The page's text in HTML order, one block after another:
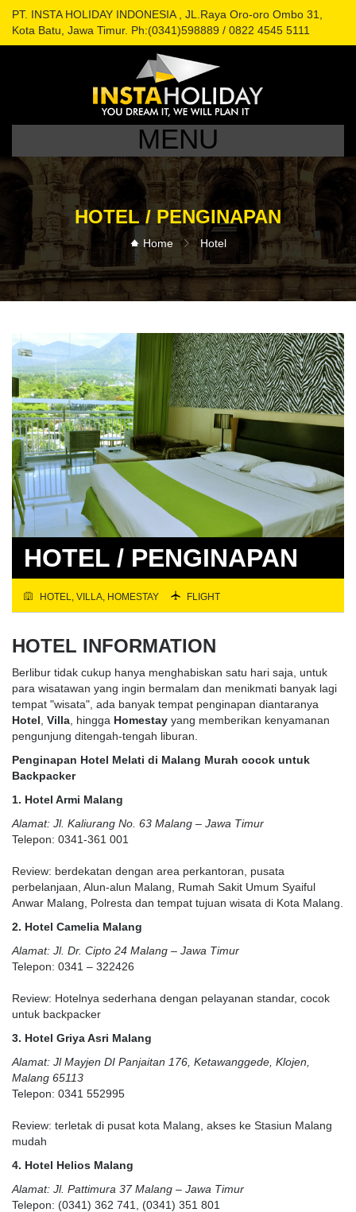
PT. INSTA HOLIDAY INDONESIA , JL.Raya Oro-oro Ombo 31,
Kota Batu, Jawa Timur. Ph:(0341)598889 / 0822 4545 5111
MENU
HOTEL / PENGINAPAN
Home Hotel
HOTEL / PENGINAPAN
HOTEL, VILLA, HOMESTAY FLIGHT
HOTEL INFORMATION
Berlibur tidak cukup hanya menghabiskan satu hari saja, untuk
para wisatawan yang ingin bermalam dan menikmati banyak lagi
tempat "wisata", ada banyak tempat penginapan diantaranya
Hotel Villa , hingga Homestay yang memberikan kenyamanan
pengunjung ditengah-tengah liburan.
Penginapan Hotel Melati di Malang Murah cocok untuk
Backpacker
1. Hotel Armi Malang
Alamat: Jl. Kaliurang No. 63 Malang – Jawa Timur
Telepon: 0341-361 001
Review: berdekatan dengan area perkantoran, pusata
perbelanjaan, Alun-alun Malang, Rumah Sakit Umum Syaiful
Anwar Malang, Polresta dan tempat tujuan wisata di Kota Malang.
2. Hotel Camelia Malang
Alamat: Jl. Dr. Cipto 24 Malang – Jawa Timur
Telepon: 0341 – 322426
Review: Hotelnya sederhana dengan pelayanan standar, cocok
untuk backpacker
3. Hotel Griya Asri Malang
Alamat: Jl Mayjen DI Panjaitan 176, Ketawanggede, Klojen,
Malang 65113
Telepon: 0341 552995
Review: terletak di pusat kota Malang, akses ke Stasiun Malang
mudah
4. Hotel Helios Malang
Alamat: Jl. Pattimura 37 Malang – Jawa Timur
Telepon: (0341) 362 741, (0341) 351 801